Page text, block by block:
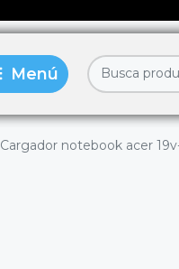
Cargador notebook acer